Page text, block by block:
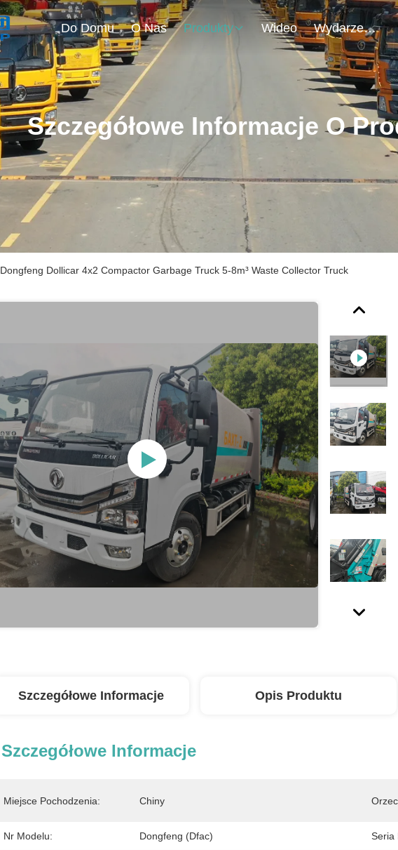
Do Domu O Nas Produkty Wideo Wydarzenia
Szczegółowe Informacje O
Dongfeng Dollicar 4x2 Compactor Garbage Truck 5-8m³ Waste Collector Truck
Szczegółowe Informacje Opis Produktu
Szczegółowe Informacje
Miejsce Pochodzenia: Chiny
Nr Modelu: Dongfeng (Dfac) Seria